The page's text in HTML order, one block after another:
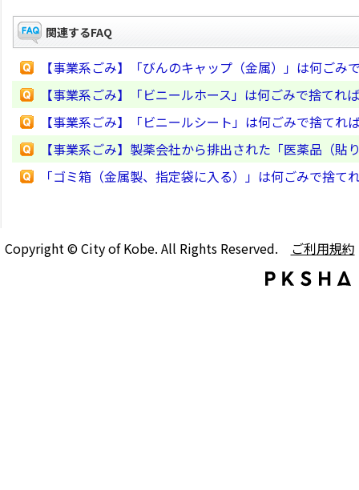
関連するFAQ
【事業系ごみ】「びんのキャップ（金属）」は何ごみ
【事業系ごみ】「ビニールホース」は何ごみで捨てれ
【事業系ごみ】「ビニールシート」は何ごみで捨てれ
【事業系ごみ】製薬会社から排出された「医薬品（
「ゴミ箱（金属製、指定袋に入る）」は何ごみで捨て
Copyright © City of Kobe. All Rights Reserved. ご利用規約